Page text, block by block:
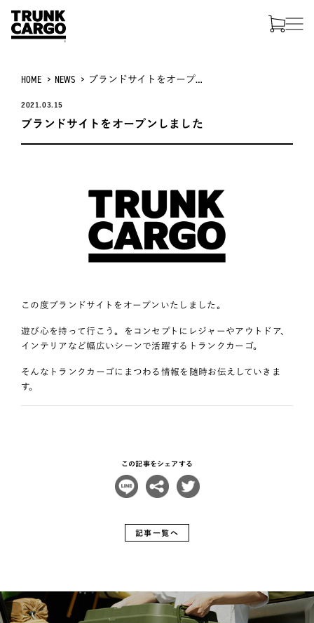
HOME NEWS ブランドサイトをオープンしました
2021.03.15
ブランドサイトをオープンしました
この度ブランドサイトをオープンいたしました。
遊び心を持って行こう。をコンセプトにレジャーやアウトドア、
インテリアなど幅広いシーンで活躍するトランクカーゴ。
そんなトランクカーゴにまつわる情報を随時お伝えしていきま
す。
この記事をシェアする
記事一覧へ